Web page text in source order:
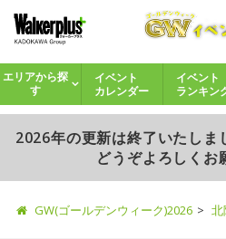
エリアから探
す
イベント
カレンダー
イベント
ランキン
2026年の更新は終了いたしま
どうぞよろしくお
GW(ゴールデンウィーク)2026 北